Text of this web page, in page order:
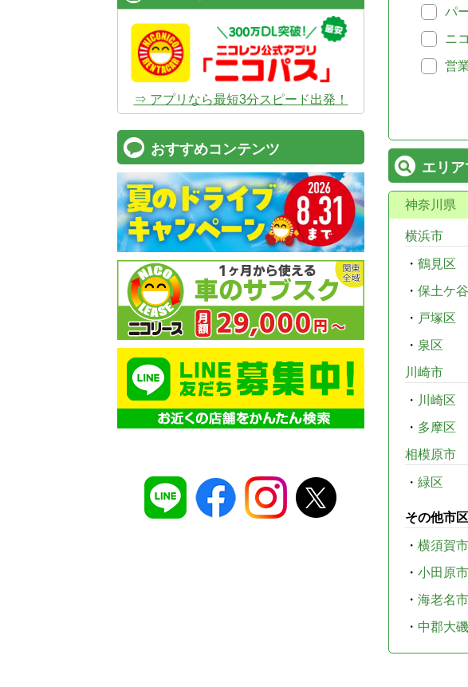
パ
ニ
営
エリ
神奈川県
横浜市
・ 鶴見区
・ 保土ケ
・ 戸塚区
・ 泉区
川崎市
・ 川崎区
・ 多摩区
相模原市
・ 緑区
その他市
・ 横須賀市
・ 小田原市
・ 海老名市
・ 中郡大
⇒ アプリなら最短3分スピード出発！
おすすめコンテンツ